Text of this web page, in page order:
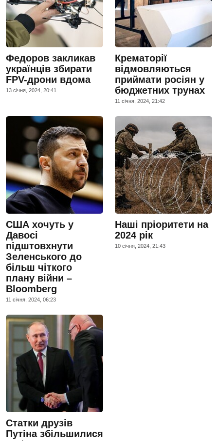
Федоров закликав
українців збирати
FPV-дрони вдома
13 сiчня, 2024, 20:41
Крематорії
відмовляються
приймати росіян у
бюджетних трунах
11 сiчня, 2024, 21:42
США хочуть у
Давосі
підштовхнути
Зеленського до
більш чіткого
плану війни –
Bloomberg
11 сiчня, 2024, 06:23
Наші пріоритети на
2024 рік
10 сiчня, 2024, 21:43
Статки друзів
Путіна збільшилися